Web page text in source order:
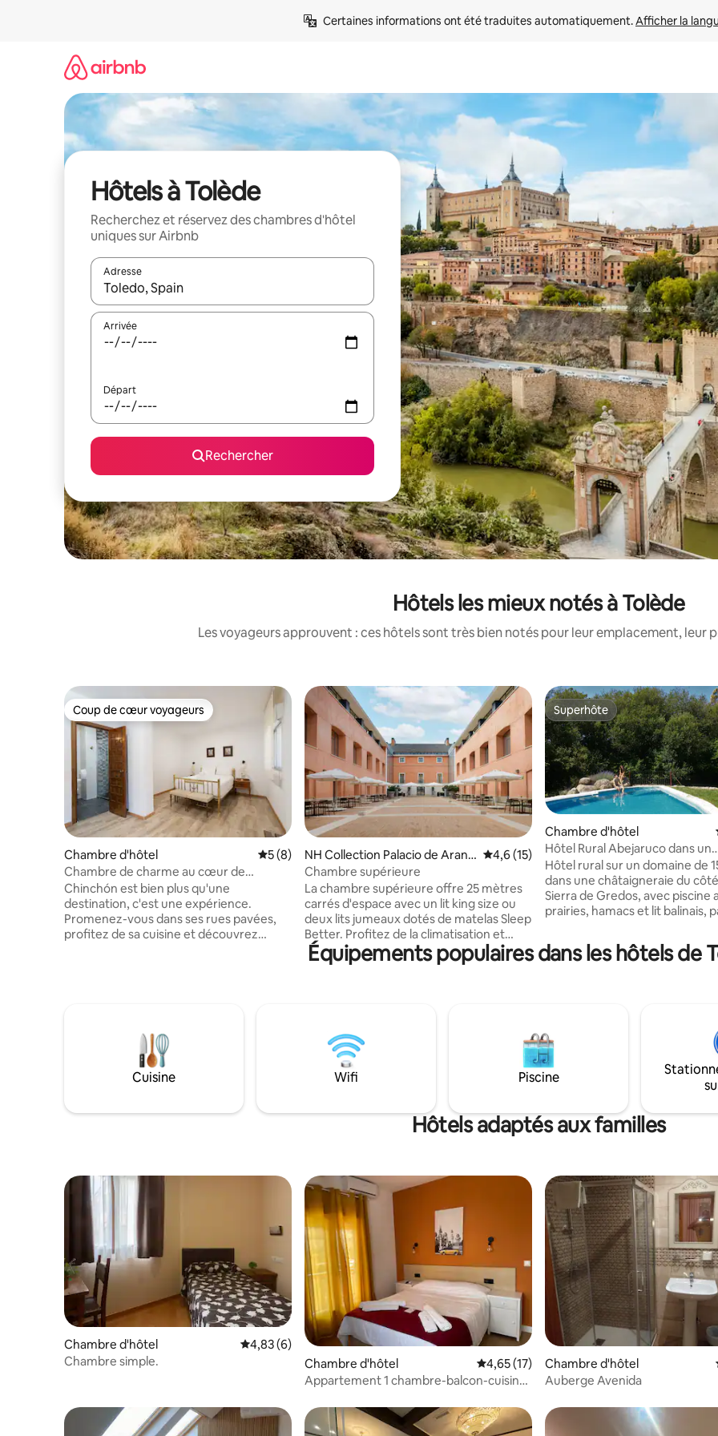
Certaines informations ont été traduites automatiquement. Afficher la
Hôtels à Tolède
Recherchez et réservez des chambres d'hôtel
uniques sur Airbnb
Adresse
Lorsque les résultats s'affichent, utilisez les flèches vers le haut et vers le bas pour les parcourir ou en appuyant et en
Arrivée
Départ
Rechercher
Hôtels les mieux notés à Tolède
Les voyageurs approuvent : ces hôtels sont très bien notés pour leur emplacement, leur
Coup de cœur voyageurs
Coup de cœur voyageurs
Chambre d'hôtel Évaluation moyenne sur la base de 8 commentaires : 5 sur 5
5 (8)
Chambre de charme au cœur de
Chinchón
Chinchón est bien plus qu'une
destination, c'est une expérience.
Promenez-vous dans ses rues pavées,
profitez de sa cuisine et découvrez
lit double et un lit simple, une salle de
bains complète avec douche, entre
aujourd'hui et découvrez le charme de
NH Collection Palacio de Aranj
uez
Évaluation moyenne sur la base de 15
4,6 (15)
Chambre supérieure
La chambre supérieure offre 25 mètres
carrés d'espace avec un lit king size ou
deux lits jumeaux dotés de matelas Sleep
Better. Profitez de la climatisation et
d'une grande télévision à écran plat avec
chaînes satellite et internationales. Les
une sélection d'oreillers, une connexion
Wi-Fi haut débit gratuite, un coffre-fort
numérique et un accès à la salle de sport.
Superhôte
Superhôte
Chambre d'hôtel
Hôtel Rural Abejaruco dans un
châtaignier à Gredos
Hôtel rural sur un domaine de
dans une châtaigneraie du
Sierra de Gredos, avec piscine
prairies, hamacs et lit balinais,
parking privé... Sortie directe
romaine du Puerto del Pico et
de toutes distances, musées,
chevaux, châteaux celtiques,
Équipements populaires dans les hôtels de
Cuisine Wifi Piscine
Hôtels adaptés aux familles
Chambre d'hôtel Évaluation moyenne sur la base de 6 commentaires : 4,83 sur 5
4,83 (6)
Chambre simple.
Chambre d'hôtel Évaluation moyenne sur la base de 17
4,65 (17)
Appartement 1 chambre-balcon-cuisine
Chambre d'hôtel
Auberge Avenida